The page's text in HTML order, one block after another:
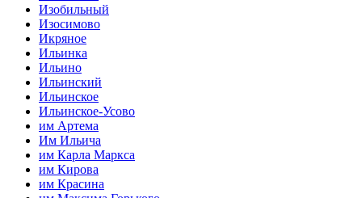
Изобильный
Изосимово
Икряное
Ильинка
Ильино
Ильинский
Ильинское
Ильинское-Усово
им Артема
Им Ильича
им Карла Маркса
им Кирова
им Красина